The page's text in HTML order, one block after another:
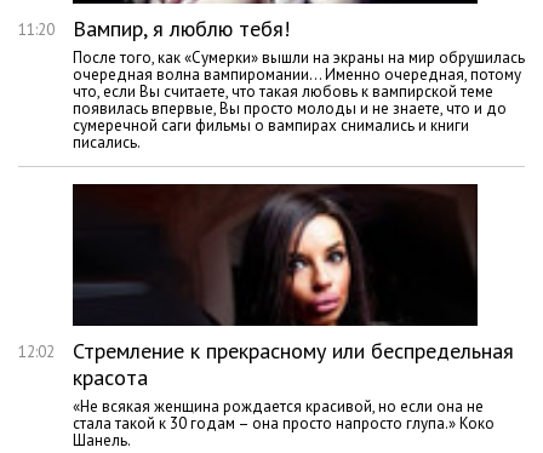
11:20 Вампир, я люблю тебя!
После того, как «Сумерки» вышли на экраны на мир обрушилась
очередная волна вампиромании… Именно очередная, потому
что, если Вы считаете, что такая любовь к вампирской теме
появилась впервые, Вы просто молоды и не знаете, что и до
сумеречной саги фильмы о вампирах снимались и книги
писались.
12:02
Стремление к прекрасному или беспредельная
красота
«Не всякая женщина рождается красивой, но если она не
стала такой к 30 годам – она просто напросто глупа.» Коко
Шанель.